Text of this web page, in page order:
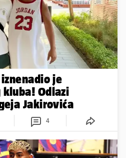
je
Odlazi
Jakirovića
4